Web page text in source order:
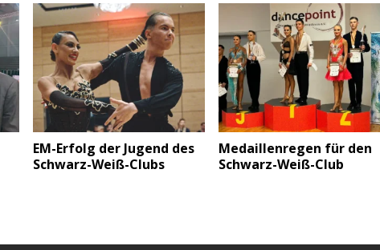
EM-Erfolg der Jugend des
Schwarz-Weiß-Clubs
Medaillenregen für den
Schwarz-Weiß-Club